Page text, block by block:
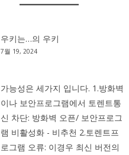
우키는…의 우키
7월 19, 2024
가능성은 세가지 입니다. 1.방화벽
이나 보안프로그램에서 토렌트통
신 차단: 방화벽 오픈/ 보안프로그
램 비활성화 - 비추천 2.토렌트프
로그램 오류: 이경우 최신 버전의